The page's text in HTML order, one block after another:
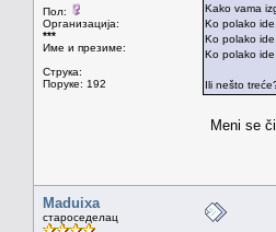
Пол:
Организација:
***
Име и презиме:
Струка:
Поруке: 192
Kako vama
Ko polako
Ko polako
Ko polako
Ili nešto
Meni se
Maduixa
староседелац